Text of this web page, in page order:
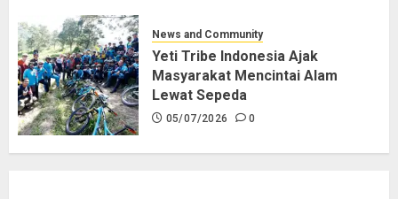
News and Community
Yeti Tribe Indonesia Ajak
Masyarakat Mencintai Alam
Lewat Sepeda
05/07/2026 0